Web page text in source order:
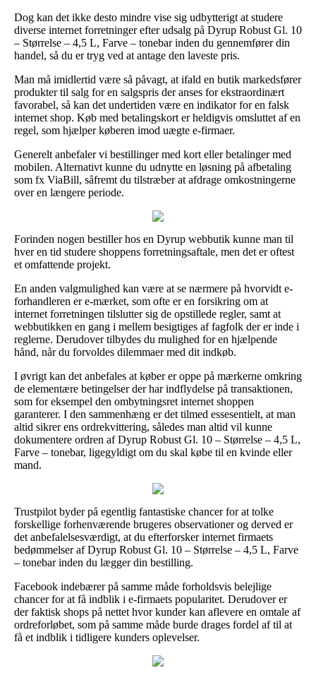
Dog kan det ikke desto mindre vise sig udbytterigt at studere
diverse internet forretninger efter udsalg på Dyrup Robust Gl. 10
– Størrelse – 4,5 L, Farve – tonebar inden du gennemfører din
handel, så du er tryg ved at antage den laveste pris.
Man må imidlertid være så påvagt, at ifald en butik markedsfører
produkter til salg for en salgspris der anses for ekstraordinært
favorabel, så kan det undertiden være en indikator for en falsk
internet shop. Køb med betalingskort er heldigvis omsluttet af en
regel, som hjælper køberen imod uægte e-firmaer.
Generelt anbefaler vi bestillinger med kort eller betalinger med
mobilen. Alternativt kunne du udnytte en løsning på afbetaling
som fx ViaBill, såfremt du tilstræber at afdrage omkostningerne
over en længere periode.
Forinden nogen bestiller hos en Dyrup webbutik kunne man til
hver en tid studere shoppens forretningsaftale, men det er oftest
et omfattende projekt.
En anden valgmulighed kan være at se nærmere på hvorvidt e-
forhandleren er e-mærket, som ofte er en forsikring om at
internet forretningen tilslutter sig de opstillede regler, samt at
webbutikken en gang i mellem besigtiges af fagfolk der er inde i
reglerne. Derudover tilbydes du mulighed for en hjælpende
hånd, når du forvoldes dilemmaer med dit indkøb.
I øvrigt kan det anbefales at køber er oppe på mærkerne omkring
de elementære betingelser der har indflydelse på transaktionen,
som for eksempel den ombytningsret internet shoppen
garanterer. I den sammenhæng er det tilmed essesentielt, at man
altid sikrer ens ordrekvittering, således man altid vil kunne
dokumentere ordren af Dyrup Robust Gl. 10 – Størrelse – 4,5 L,
Farve – tonebar, ligegyldigt om du skal købe til en kvinde eller
mand.
Trustpilot byder på egentlig fantastiske chancer for at tolke
forskellige forhenværende brugeres observationer og derved er
det anbefalelsesværdigt, at du efterforsker internet firmaets
bedømmelser af Dyrup Robust Gl. 10 – Størrelse – 4,5 L, Farve
– tonebar inden du lægger din bestilling.
Facebook indebærer på samme måde forholdsvis belejlige
chancer for at få indblik i e-firmaets popularitet. Derudover er
der faktisk shops på nettet hvor kunder kan aflevere en omtale af
ordreforløbet, som på samme måde burde drages fordel af til at
få et indblik i tidligere kunders oplevelser.